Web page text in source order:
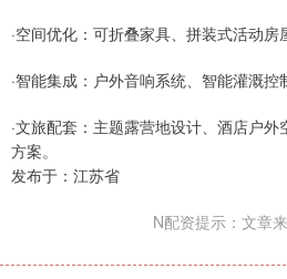
·空间优化：可折叠家具、拼装式活动房
·智能集成：户外音响系统、智能灌溉控
·文旅配套：主题露营地设计、酒店户
方案。
发布于：江苏省
N配资提示：文章